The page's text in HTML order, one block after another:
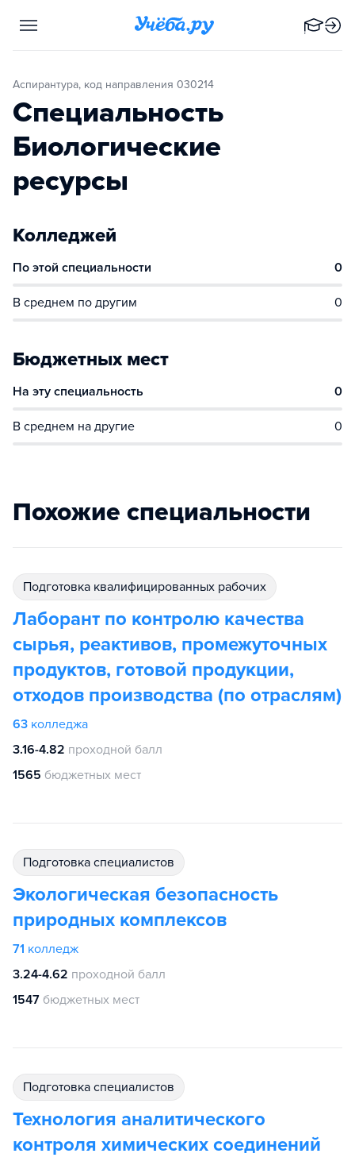
Аспирантура, код направления 030214
Специальность
Биологические
ресурсы
Колледжей
По этой специальности 0
В среднем по другим 0
Бюджетных мест
На эту специальность 0
В среднем на другие 0
Похожие специальности
подготовка квалифицированных рабочих
Лаборант по контролю качества
сырья, реактивов, промежуточных
продуктов, готовой продукции,
отходов производства (по отраслям)
63 колледжа
3.16-4.82 проходной балл
1565 бюджетных мест
подготовка специалистов
Экологическая безопасность
природных комплексов
71 колледж
3.24-4.62 проходной балл
1547 бюджетных мест
подготовка специалистов
Технология аналитического
контроля химических соединений